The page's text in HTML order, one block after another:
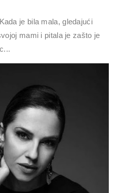
je bila mala, gledajući
mami i pitala je zašto je